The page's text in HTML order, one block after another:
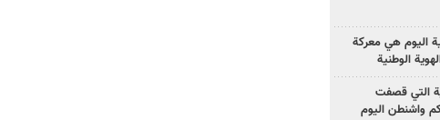
اليوم هي معركة
الوطنية
التي قصفت
واشنطن اليوم